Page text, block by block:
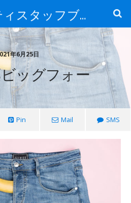
アイエスティスタッフブログ
年6月25日
ビッグフォー
Pin Mail SMS